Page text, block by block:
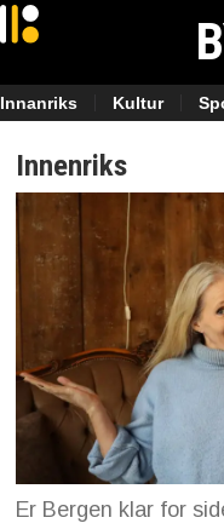
Innanriks Kultur
Innenriks
Er Bergen klar for